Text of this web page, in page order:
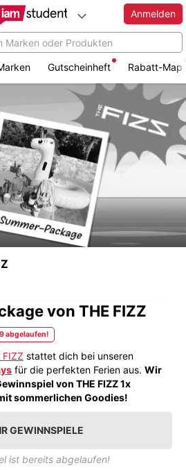
Anmelden
Gutscheinheft Rabatt-Map
von THE FIZZ
abgelaufen!
FIZZ stattet dich bei unseren
für die perfekten Ferien aus. Wir
von THE FIZZ 1x
sommerlichen Goodies!
GEWINNSPIELE
ist bereits abgelaufen!